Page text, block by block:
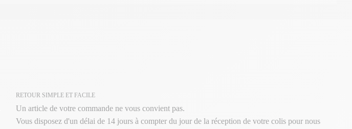
RETOUR SIMPLE ET FACILE
Un article de votre commande ne vous convient pas.
Vous disposez d'un délai de 14 jours à compter du jour de la réception de votre colis pour nous